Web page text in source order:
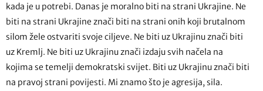
kada je u potrebi. Danas je moralno biti na strani Ukrajine. Ne
biti na strani Ukrajine znači biti na strani onih koji brutalnom
silom žele ostvariti svoje ciljeve. Ne biti uz Ukrajinu znači biti
uz Kremlj. Ne biti uz Ukrajinu znači izdaju svih načela na
kojima se temelji demokratski svijet. Biti uz Ukrajinu znači biti
na pravoj strani povijesti. Mi znamo što je agresija, sila.